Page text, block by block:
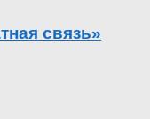
связь»